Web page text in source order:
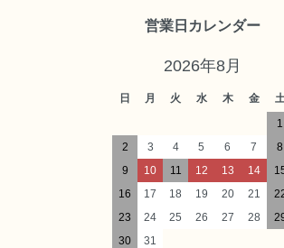
営業日カレンダー
2026年8月
日 月 火 水 木 金
土
1
2
3 4 5 6 7
8
9
10 11 12 13 14
16
17 18 19 20 21
23
24 25 26 27 28
30
31